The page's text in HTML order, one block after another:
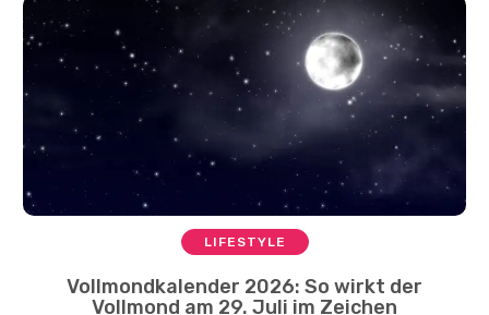
LIFESTYLE
Vollmondkalender 2026: So wirkt der
Vollmond am 29. Juli im Zeichen